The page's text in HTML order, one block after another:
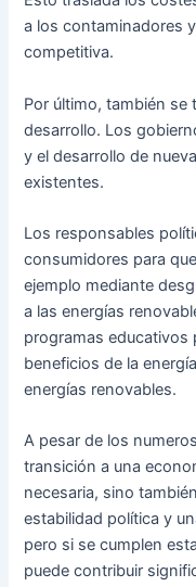
a los contaminadores
competitiva.
Por último, también se
desarrollo. Los
y el desarrollo de
existentes.
Los responsables
consumidores para
ejemplo mediante
a las energías
programas educativos
beneficios de la
energías renovables.
A pesar de los
transición a una
necesaria, sino
estabilidad política y
pero si se cumplen
puede contribuir